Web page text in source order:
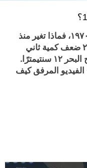
كان الاحتفال الأول بـ “يوم الأرض” عام ١٩٧٠، فماذا تغير منذ
ذلك الحين؟ تضاعف عدد سكاننا. ننتج ٢.٦ ضعف كمية ثاني
أكسيد الكربون. ارتفعت مستويات سطح البحر ١٢ سنتيمترًا.
المرفق كيف